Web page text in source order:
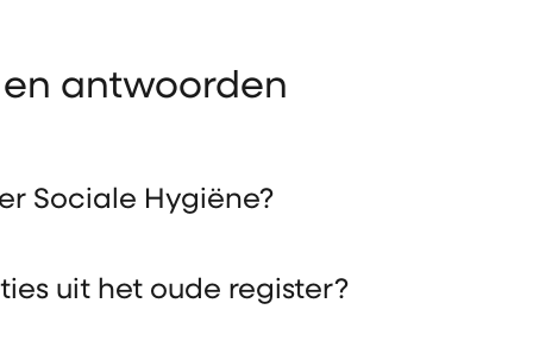
antwoorden
Sociale Hygiëne?
uit het oude register?